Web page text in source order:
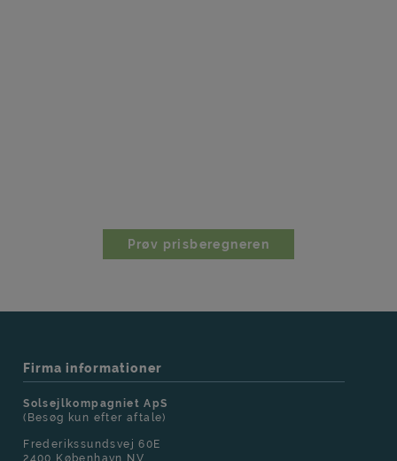
Prøv prisberegneren
Firma informationer
Solsejlkompagniet ApS
(Besøg kun efter aftale)
Frederikssundsvej 60E
2400 København NV